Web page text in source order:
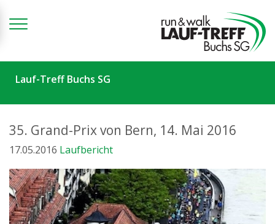
Lauf-Treff Buchs SG
35. Grand-Prix von Bern, 14. Mai 2016
17.05.2016 Laufbericht